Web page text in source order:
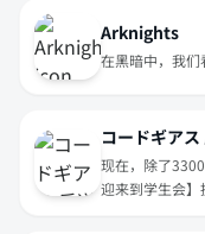
Arknights
在黑暗中，我们
现在，除了
迎来到学生会】